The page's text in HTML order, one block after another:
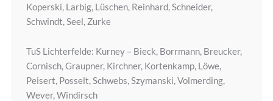
Koperski, Larbig, Lüschen, Reinhard, Schneider,
Schwindt, Seel, Zurke
TuS Lichterfelde: Kurney – Bieck, Borrmann, Breucker,
Cornisch, Graupner, Kirchner, Kortenkamp, Löwe,
Peisert, Posselt, Schwebs, Szymanski, Volmerding,
Wever, Windirsch